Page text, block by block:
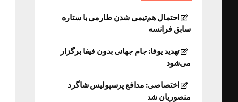
احتمال هم‌تیمی شدن طارمی با ستاره
سابق فرانسه
تهدید یوفا: جام جهانی بدون فیفا برگزار
می‌شود
اختصاصی: مدافع پرسپولیس شاگرد
منصوریان شد